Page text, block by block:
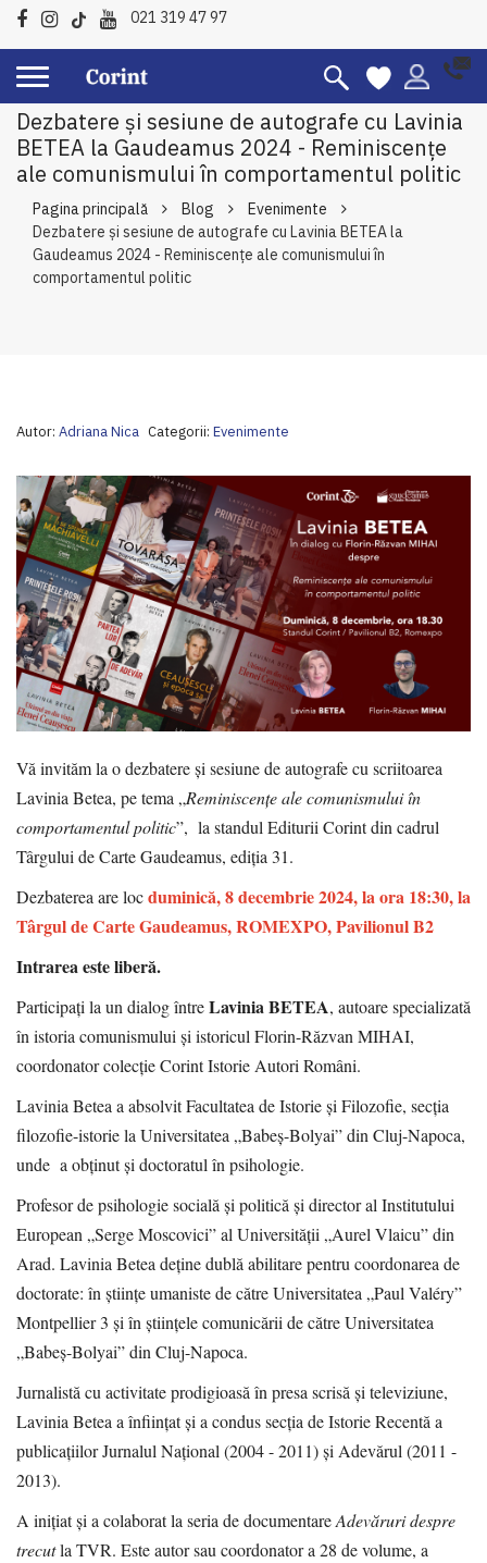
021 319 47 97
Dezbatere și sesiune de autografe cu Lavinia
BETEA la Gaudeamus 2024 - Reminiscențe
ale comunismului în comportamentul politic
Pagina principală Blog
Evenimente
Dezbatere și sesiune de autografe cu Lavinia BETEA la
Gaudeamus 2024 - Reminiscențe ale comunismului în
comportamentul politic
Autor: Adriana Nica Categorii: Evenimente
Vă invităm la o dezbatere și sesiune de autografe cu scriitoarea
Lavinia Betea, pe tema „Reminiscențe ale comunismului în
comportamentul politic”, la standul Editurii Corint din cadrul
Târgului de Carte Gaudeamus, ediția 31.
Dezbaterea are locduminică, 8 decembrie 2024, la ora 18:30, la
Târgul de Carte Gaudeamus, ROMEXPO, Pavilionul B2
Intrarea este liberă.
Participați la un dialog întreLavinia BETEA, autoare specializată
în istoria comunismului și istoricul Florin-Răzvan MIHAI,
coordonator colecție Corint Istorie Autori Români.
Lavinia Betea a absolvit Facultatea de Istorie și Filozofie, secția
filozofie-istorie la Universitatea „Babeș-Bolyai” din Cluj-Napoca,
unde a obținut și doctoratul în psihologie.
Profesor de psihologie socială și politică și director al Institutului
European „Serge Moscovici” al Universității „Aurel Vlaicu” din
Arad. Lavinia Betea deține dublă abilitare pentru coordonarea de
doctorate: în științe umaniste de către Universitatea „Paul Valéry”
Montpellier 3 și în științele comunicării de către Universitatea
„Babeș-Bolyai” din Cluj-Napoca.
Jurnalistă cu activitate prodigioasă în presa scrisă și televiziune,
Lavinia Betea a înființat și a condus secția de Istorie Recentă a
publicațiilor Jurnalul Național (2004 - 2011) și Adevărul (2011 -
2013).
A inițiat și a colaborat la seria de documentareAdevăruri despre
trecutla TVR. Este autor sau coordonator a 28 de volume, a